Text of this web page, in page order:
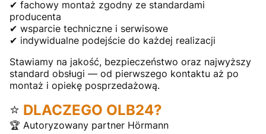
✔ fachowy montaż zgodny ze standardami
producenta
✔ wsparcie techniczne i serwisowe
✔ indywidualne podejście do każdej realizacji
Stawiamy na jakość, bezpieczeństwo oraz najwyższy
standard obsługi — od pierwszego kontaktu aż po
montaż i opiekę posprzedażową.
⭐ DLACZEGO OLB24?
🏆 Autoryzowany partner Hörmann